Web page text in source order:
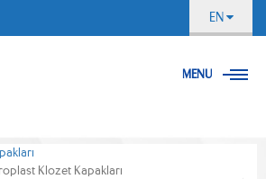
EN
MENU
Klozet Kapakları